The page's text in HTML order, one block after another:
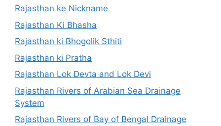
Rajasthan ke Nickname
Rajasthan Ki Bhasha
Rajasthan ki Bhogolik Sthiti
Rajasthan ki Pratha
Rajasthan Lok Devta and Lok Devi
Rajasthan Rivers of Arabian Sea Drainage
System
Rajasthan Rivers of Bay of Bengal Drainage